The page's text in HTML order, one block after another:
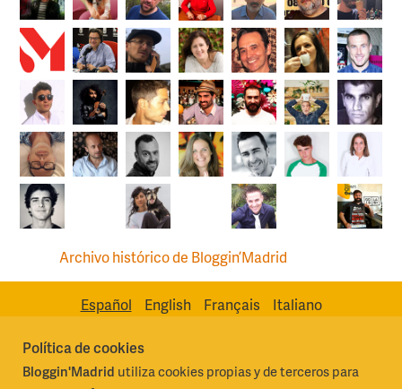
Archivo histórico de Bloggin’Madrid
Español English Français Italiano
Política de cookies
Bloggin'Madrid utiliza cookies propias y de terceros para